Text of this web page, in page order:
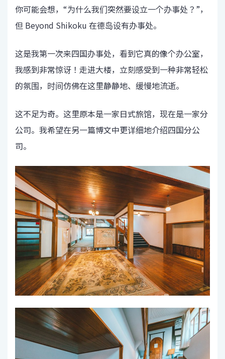
你可能会想，“为什么我们突然要设立一个办事处？”，
但 Beyond Shikoku 在德岛设有办事处。
这是我第一次来四国办事处，看到它真的像个办公室，
我感到非常惊讶！走进大楼，立刻感受到一种非常轻松
的氛围，时间仿佛在这里静静地、缓慢地流逝。
这不足为奇。这里原本是一家日式旅馆，现在是一家分
公司。我希望在另一篇博文中更详细地介绍四国分公
司。